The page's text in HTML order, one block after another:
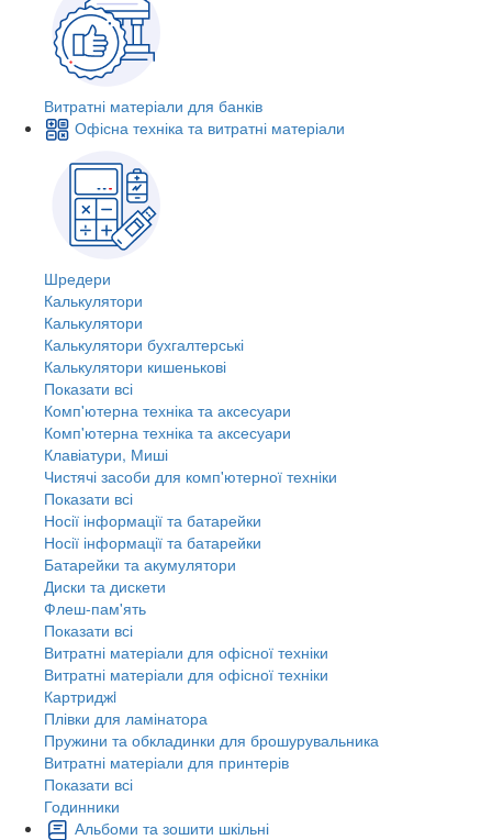
Витратні матеріали для банків
Офісна техніка та витратні матеріали
Шредери
Калькулятори
Калькулятори
Калькулятори бухгалтерські
Калькулятори кишенькові
Показати всі
Комп'ютерна техніка та аксесуари
Комп'ютерна техніка та аксесуари
Клавіатури, Миші
Чистячі засоби для комп'ютерної техніки
Показати всі
Носії інформації та батарейки
Носії інформації та батарейки
Батарейки та акумулятори
Диски та дискети
Флеш-пам'ять
Показати всі
Витратні матеріали для офісної техніки
Витратні матеріали для офісної техніки
Картриджi
Плівки для ламінатора
Пружини та обкладинки для брошурувальника
Витратні матеріали для принтерів
Показати всі
Годинники
Альбоми та зошити шкільні